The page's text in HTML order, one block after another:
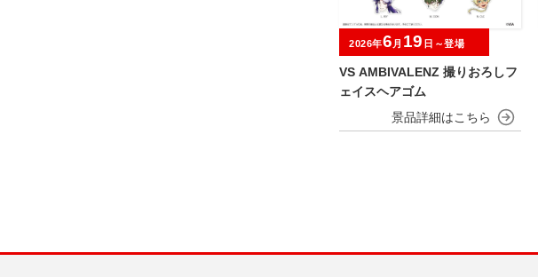
VS AMBIVALENZ 撮りおろしフ
ェイスヘアゴム
2026年6 月 19 日～登場